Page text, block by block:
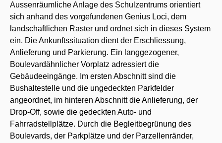
Aussenräumliche Anlage des Schulzentrums orientiert
sich anhand des vorgefundenen Genius Loci, dem
landschaftlichen Raster und ordnet sich in dieses System
ein. Die Ankunftssituation dient der Erschliessung,
Anlieferung und Parkierung. Ein langgezogener,
Boulevardähnlicher Vorplatz adressiert die
Gebäudeeingänge. Im ersten Abschnitt sind die
Bushaltestelle und die ungedeckten Parkfelder
angeordnet, im hinteren Abschnitt die Anlieferung, der
Drop-Off, sowie die gedeckten Auto- und
Fahrradstellplätze. Durch die Begleitbegrünung des
Boulevards, der Parkplätze und der Parzellenränder,